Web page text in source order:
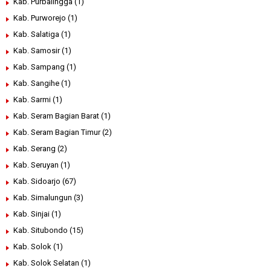
Kab. Purworejo (1)
Kab. Salatiga (1)
Kab. Samosir (1)
Kab. Sampang (1)
Kab. Sangihe (1)
Kab. Sarmi (1)
Kab. Seram Bagian Barat (1)
Kab. Seram Bagian Timur (2)
Kab. Serang (2)
Kab. Seruyan (1)
Kab. Sidoarjo (67)
Kab. Simalungun (3)
Kab. Sinjai (1)
Kab. Situbondo (15)
Kab. Solok (1)
Kab. Solok Selatan (1)